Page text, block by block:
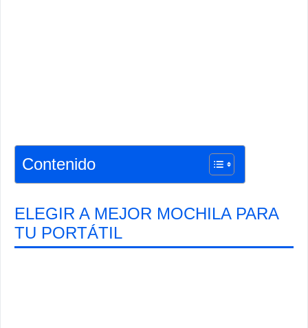
Contenido
ELEGIR A MEJOR MOCHILA PARA
TU PORTÁTIL